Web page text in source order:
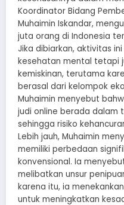
Koordinator Bidang
Muhaimin Iskandar,
juta orang di Indonesia
Jika dibiarkan, aktivitas
kesehatan mental tetapi
kemiskinan, terutama
berasal dari kelompok
Muhaimin menyebut
judi online berada dalam
sehingga risiko
Lebih jauh, Muhaimin
memiliki perbedaan
konvensional. Ia
melibatkan unsur
karena itu, ia
untuk meningkatkan